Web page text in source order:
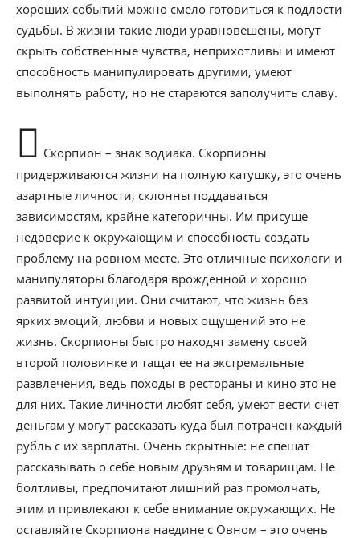
хороших событий можно смело готовиться к подлости
судьбы. В жизни такие люди уравновешены, могут
скрыть собственные чувства, неприхотливы и имеют
способность манипулировать другими, умеют
выполнять работу, но не стараются заполучить славу.
Скорпион – знак зодиака. Скорпионы
придерживаются жизни на полную катушку, это очень
азартные личности, склонны поддаваться
зависимостям, крайне категоричны. Им присуще
недоверие к окружающим и способность создать
проблему на ровном месте. Это отличные психологи и
манипуляторы благодаря врожденной и хорошо
развитой интуиции. Они считают, что жизнь без
ярких эмоций, любви и новых ощущений это не
жизнь. Скорпионы быстро находят замену своей
второй половинке и тащат ее на экстремальные
развлечения, ведь походы в рестораны и кино это не
для них. Такие личности любят себя, умеют вести счет
деньгам у могут рассказать куда был потрачен каждый
рубль с их зарплаты. Очень скрытные: не спешат
рассказывать о себе новым друзьям и товарищам. Не
болтливы, предпочитают лишний раз промолчать,
этим и привлекают к себе внимание окружающих. Не
оставляйте Скорпиона наедине с Овном – это очень